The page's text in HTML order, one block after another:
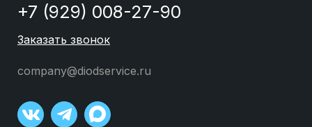
+7 (929) 008-27-90
Заказать звонок
company@diodservice.ru